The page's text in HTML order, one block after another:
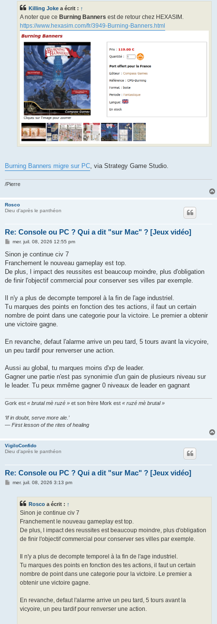
Killing Joke a écrit : ↑
A noter que ce Burning Banners est de retour chez HEXASIM.
https://www.hexasim.com/fr/3949-Burning-Banners.html
Burning Banners migre sur PC , via Strategy Game Studio.
/Pierre
Rosco
Dieu d'après le panthéon
Re: Console ou PC ? Qui a dit "sur Mac" ? [Jeux vidéo]
M
s
a
g
mer. juil. 08, 2026 12:55 pm
Sinon je continue civ 7
Franchement le nouveau gameplay est top.
De plus, l impact des reussites est beaucoup moindre, plus d'obligation
de finir l'objectif commercial pour conserver ses villes par exemple.
Il n'y a plus de decompte temporel à la fin de l'age industriel.
Tu marques des points en fonction des tes actions, il faut un certain
nombre de point dans une categorie pour la victoire. Le premier a obtenir
une victoire gagne.
En revanche, defaut l'alarme arrive un peu tard, 5 tours avant la vicyoire,
un peu tardif pour renverser une action.
Aussi au global, tu marques moins d'xp de leader.
Gagner une partie n'est pas synonimie d'un gain de plusieurs niveau sur
le leader. Tu peux mmême gagner 0 niveaux de leader en gagnant
Gork est « brutal mè ruzé » et son frère Mork est « ruzé mè brutal »
‘If in doubt, serve more ale.’
— First lesson of the rites of healing
VigiloConfido
Dieu d'après le panthéon
Re: Console ou PC ? Qui a dit "sur Mac" ? [Jeux vidéo]
Mmer. juil. 08, 2026 3:13 pm
Rosco a écrit : ↑
Sinon je continue civ 7
Franchement le nouveau gameplay est top.
De plus, l impact des reussites est beaucoup moindre, plus d'obligation
de finir l'objectif commercial pour conserver ses villes par exemple.
Il n'y a plus de decompte temporel à la fin de l'age industriel.
Tu marques des points en fonction des tes actions, il faut un certain
nombre de point dans une categorie pour la victoire. Le premier a
obtenir une victoire gagne.
En revanche, defaut l'alarme arrive un peu tard, 5 tours avant la
vicyoire, un peu tardif pour renverser une action.